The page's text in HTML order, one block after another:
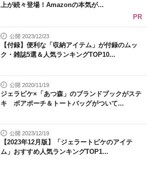
上が続々登場！Amazonの本気が...
PR
公開 2023/12/23
【付録】便利な「収納アイテム」が付録のムッ
ク・雑誌5選＆人気ランキングTOP10...
公開 2020/11/19
ジェラピケ×「あつ森」のブランドブックがステ
キ ボアポーチ＆トートバッグがついて...
公開 2023/12/19
【2023年12月版】「ジェラートピケのアイテ
ム」おすすめ人気ランキングTOP1...